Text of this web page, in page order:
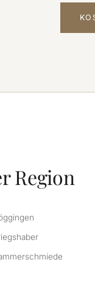
Region